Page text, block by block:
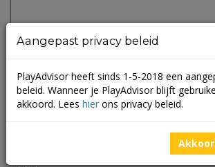
Aangepast privacy beleid
PlayAdvisor heeft sinds 1-5-2018 een
beleid. Wanneer je PlayAdvisor blijft
akkoord. Lees hier ons privacy beleid.